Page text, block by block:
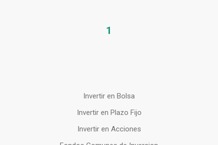
1
Invertir en Bolsa
Invertir en Plazo Fijo
Invertir en Acciones